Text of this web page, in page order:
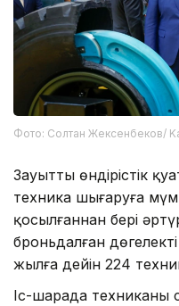
Фото: Солтан Жексенбеков/
Зауыттың өндірістік
техника шығаруға
қосылғаннан бері
броньдалған
жылға дейін 224
Іс-шарада техниканың